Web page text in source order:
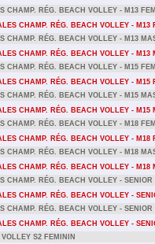
CHAMP. RÉG. BEACH VOLLEY - M13
CHAMP. RÉG. BEACH VOLLEY - M13
CHAMP. RÉG. BEACH VOLLEY - M13
CHAMP. RÉG. BEACH VOLLEY - M13
CHAMP. RÉG. BEACH VOLLEY - M15
CHAMP. RÉG. BEACH VOLLEY - M15
CHAMP. RÉG. BEACH VOLLEY - M15
CHAMP. RÉG. BEACH VOLLEY - M15
CHAMP. RÉG. BEACH VOLLEY - M18
CHAMP. RÉG. BEACH VOLLEY - M18
CHAMP. RÉG. BEACH VOLLEY - M18
CHAMP. RÉG. BEACH VOLLEY - M18
CHAMP. RÉG. BEACH VOLLEY - SENIOR
CHAMP. RÉG. BEACH VOLLEY -
CHAMP. RÉG. BEACH VOLLEY -
CHAMP. RÉG. BEACH VOLLEY -
VOLLEY S2 FEMININ